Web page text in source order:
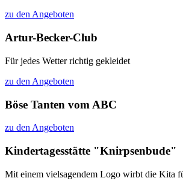
zu den Angeboten
Artur-Becker-Club
Für jedes Wetter richtig gekleidet
zu den Angeboten
Böse Tanten vom ABC
zu den Angeboten
Kindertagesstätte "Knirpsenbude"
Mit einem vielsagendem Logo wirbt die Kita